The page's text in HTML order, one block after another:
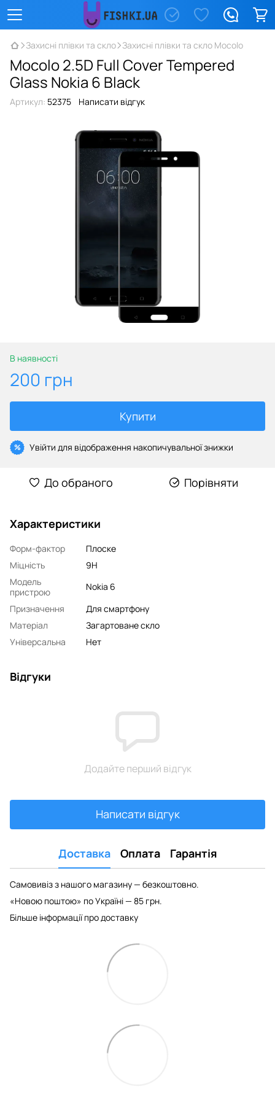
Захисні плівки та скло Захисні плівки та скло Mocolo
Mocolo 2.5D Full Cover Tempered
Glass Nokia 6 Black
Артикул: 52375 Написати відгук
В наявності
200 грн
Купити
% Увійти для відображення накопичувальної знижки
До обраного Порівняти
Характеристики
Форм-фактор
Плоске
Міцність
9H
Модель
пристрою
Nokia 6
Призначення
Для смартфону
Матеріал
Загартоване скло
Універсальна
Нет
Відгуки
Додайте перший відгук
Написати відгук
Доставка Оплата Гарантія
Самовивіз з нашого магазину — безкоштовно.
«Новою поштою» по Україні — 85 грн.
Більше інформації про доставку